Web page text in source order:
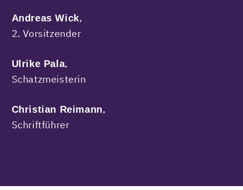
Andreas Wick,
2. Vorsitzender
Ulrike Pala,
Schatzmeisterin
Christian Reimann,
Schriftführer